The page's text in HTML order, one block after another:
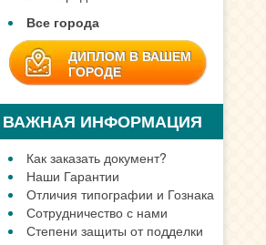
Все города
ДИПЛОМ В ВАШЕМ
ГОРОДЕ
ВАЖНАЯ ИНФОРМАЦИЯ
Как заказать документ?
Наши Гарантии
Отличия типографии и Гознака
Сотрудничество с нами
Степени защиты от подделки